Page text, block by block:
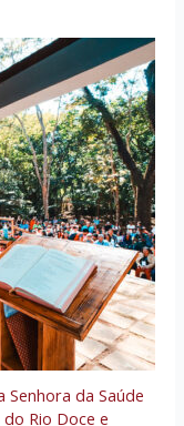
Senhora da Saúde
Rio Doce e